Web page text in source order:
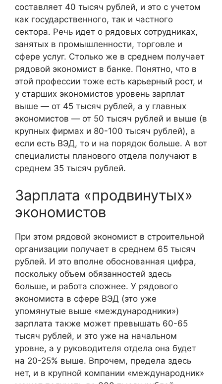
составляет 40 тысяч рублей, и это с учетом
как государственного, так и частного
сектора. Речь идет о рядовых сотрудниках,
занятых в промышленности, торговле и
сфере услуг. Столько же в среднем получает
рядовой экономист в банке. Понятно, что в
этой профессии тоже есть карьерный рост, и
у старших экономистов уровень зарплат
выше — от 45 тысяч рублей, а у главных
экономистов — от 50 тысяч рублей и выше (в
крупных фирмах и 80-100 тысяч рублей), а
если есть ВЭД, то и на порядок больше. А вот
специалисты планового отдела получают в
среднем 35 тысяч рублей.
Зарплата «продвинутых»
экономистов
При этом рядовой экономист в строительной
организации получает в среднем 65 тысяч
рублей. И это вполне обоснованная цифра,
поскольку объем обязанностей здесь
больше, и работа сложнее. У рядового
экономиста в сфере ВЭД (это уже
упомянутые выше «международники»)
зарплата также может превышать 60-65
тысяч рублей, и это уже на начальном
уровне, а у руководителя отдела она будет
на 20-25% выше. Впрочем, предела здесь
нет, и в крупной компании «международник»